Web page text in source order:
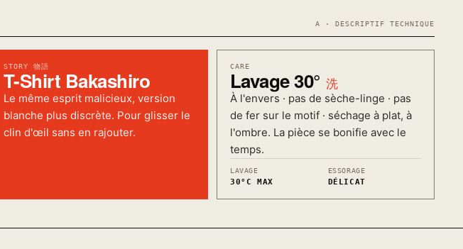
A · DESCRIPTIF TECHNIQUE
STORY 物語
T-Shirt Bakashiro
Le même esprit malicieux, version
blanche plus discrète. Pour glisser le
clin d'œil sans en rajouter.
CARE
Lavage 30° 洗
À l'envers · pas de sèche-linge · pas
de fer sur le motif · séchage à plat, à
l'ombre. La pièce se bonifie avec le
temps.
LAVAGE
30°C MAX
ESSORAGE
DÉLICAT